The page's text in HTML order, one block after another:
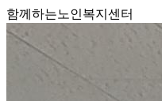
함께하는노인복지센터